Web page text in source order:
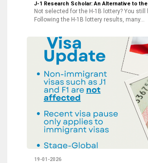
J-1 Research Scholar: An Alternative to the
Not selected for the H-1B lottery? You still
Following the H-1B lottery results, many…
19-01-2026